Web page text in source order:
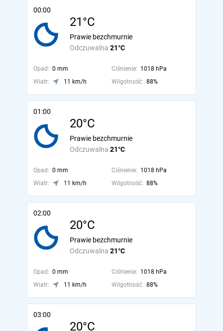
00:00
21°C
Odczuwalna 21°C
Prawie bezchmurnie
Opad: 0 mm Ciśnienie: 1018 hPa
Wiatr:
11 km/h Wilgotność: 88%
01:00
20°C
Odczuwalna 21°C
Prawie bezchmurnie
Opad: 0 mm Ciśnienie: 1018 hPa
Wiatr:
11 km/h Wilgotność: 88%
02:00
20°C
Odczuwalna 21°C
Prawie bezchmurnie
Opad: 0 mm Ciśnienie: 1018 hPa
Wiatr:
11 km/h Wilgotność: 88%
03:00
20°C